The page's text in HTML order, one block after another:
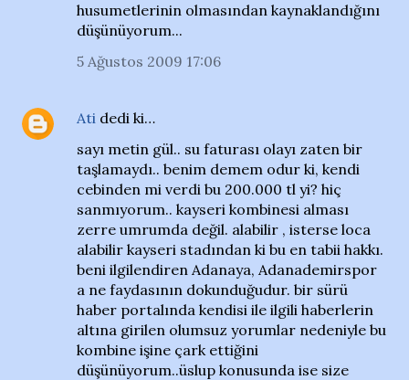
husumetlerinin olmasından kaynaklandığını
düşünüyorum...
5 Ağustos 2009 17:06
Ati dedi ki…
sayı metin gül.. su faturası olayı zaten bir
taşlamaydı.. benim demem odur ki, kendi
cebinden mi verdi bu 200.000 tl yi? hiç
sanmıyorum.. kayseri kombinesi alması
zerre umrumda değil. alabilir , isterse loca
alabilir kayseri stadından ki bu en tabii hakkı.
beni ilgilendiren Adanaya, Adanademirspor
a ne faydasının dokunduğudur. bir sürü
haber portalında kendisi ile ilgili haberlerin
altına girilen olumsuz yorumlar nedeniyle bu
kombine işine çark ettiğini
düşünüyorum..üslup konusunda ise size